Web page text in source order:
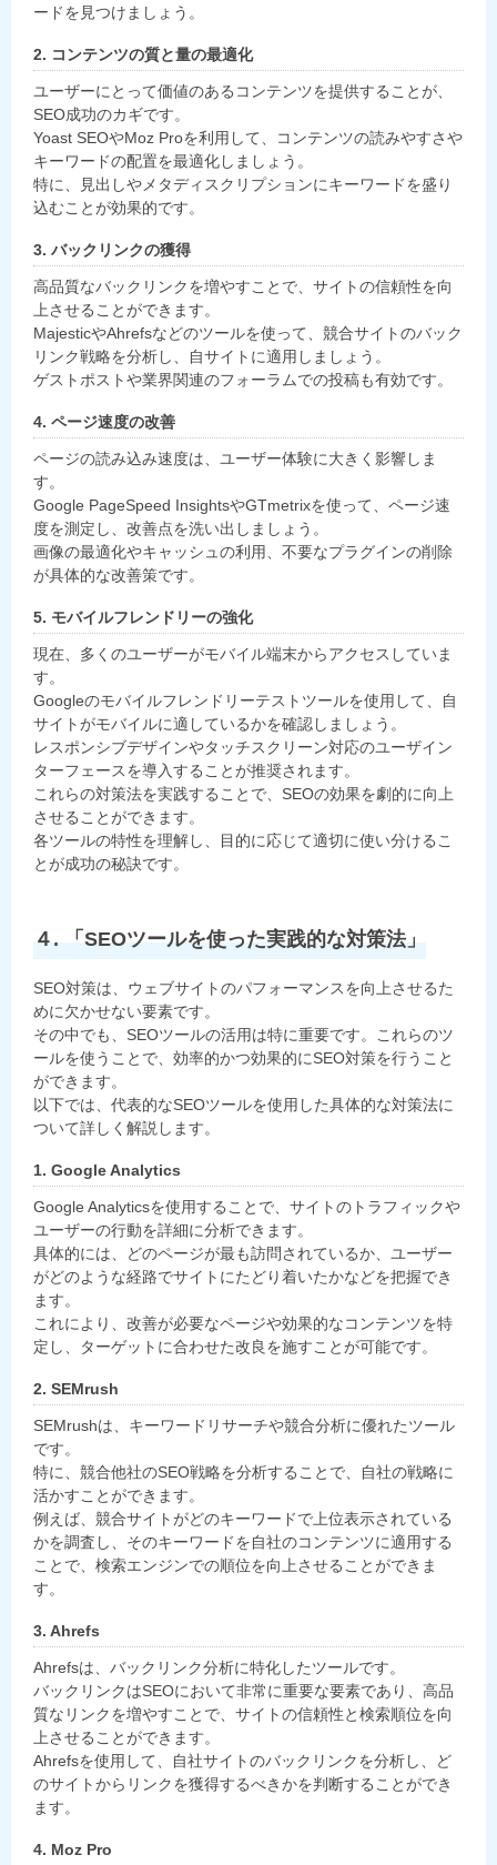
ードを見つけましょう。
2. コンテンツの質と量の最適化
ユーザーにとって価値のあるコンテンツを提供することが、
SEO成功のカギです。
Yoast SEOやMoz Proを利用して、コンテンツの読みやすさや
キーワードの配置を最適化しましょう。
特に、見出しやメタディスクリプションにキーワードを盛り
込むことが効果的です。
3. バックリンクの獲得
高品質なバックリンクを増やすことで、サイトの信頼性を向
上させることができます。
MajesticやAhrefsなどのツールを使って、競合サイトのバック
リンク戦略を分析し、自サイトに適用しましょう。
ゲストポストや業界関連のフォーラムでの投稿も有効です。
4. ページ速度の改善
ページの読み込み速度は、ユーザー体験に大きく影響しま
す。
Google PageSpeed InsightsやGTmetrixを使って、ページ速
度を測定し、改善点を洗い出しましょう。
画像の最適化やキャッシュの利用、不要なプラグインの削除
が具体的な改善策です。
5. モバイルフレンドリーの強化
現在、多くのユーザーがモバイル端末からアクセスしていま
す。
Googleのモバイルフレンドリーテストツールを使用して、自
サイトがモバイルに適しているかを確認しましょう。
レスポンシブデザインやタッチスクリーン対応のユーザイン
ターフェースを導入することが推奨されます。
これらの対策法を実践することで、SEOの効果を劇的に向上
させることができます。
各ツールの特性を理解し、目的に応じて適切に使い分けるこ
とが成功の秘訣です。
４. 「SEOツールを使った実践的な対策法」
SEO対策は、ウェブサイトのパフォーマンスを向上させるた
めに欠かせない要素です。
その中でも、SEOツールの活用は特に重要です。これらのツ
ールを使うことで、効率的かつ効果的にSEO対策を行うこと
ができます。
以下では、代表的なSEOツールを使用した具体的な対策法に
ついて詳しく解説します。
1. Google Analytics
Google Analyticsを使用することで、サイトのトラフィックや
ユーザーの行動を詳細に分析できます。
具体的には、どのページが最も訪問されているか、ユーザー
がどのような経路でサイトにたどり着いたかなどを把握でき
ます。
これにより、改善が必要なページや効果的なコンテンツを特
定し、ターゲットに合わせた改良を施すことが可能です。
2. SEMrush
SEMrushは、キーワードリサーチや競合分析に優れたツール
です。
特に、競合他社のSEO戦略を分析することで、自社の戦略に
活かすことができます。
例えば、競合サイトがどのキーワードで上位表示されている
かを調査し、そのキーワードを自社のコンテンツに適用する
ことで、検索エンジンでの順位を向上させることができま
す。
3. Ahrefs
Ahrefsは、バックリンク分析に特化したツールです。
バックリンクはSEOにおいて非常に重要な要素であり、高品
質なリンクを増やすことで、サイトの信頼性と検索順位を向
上させることができます。
Ahrefsを使用して、自社サイトのバックリンクを分析し、ど
のサイトからリンクを獲得するべきかを判断することができ
ます。
4. Moz Pro